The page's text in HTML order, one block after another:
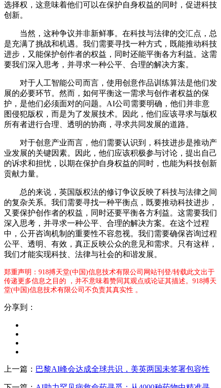
选择权，这意味着他们可以在保护自身权益的同时，促进科技
创新。
当然，这种争议并非新鲜事。在科技与法律的交汇点，总
是充满了挑战和机遇。我们需要寻找一种方式，既能推动科技
进步，又能保护创作者的权益，同时还能平衡各方利益。这需
要我们深入思考，并寻求一种公平、合理的解决方案。
对于人工智能公司而言，使用创意作品训练算法是他们发
展的必要环节。然而，如何平衡这一需求与创作者权益的保
护，是他们必须面对的问题。AI公司需要明确，他们并非意
图侵犯版权，而是为了发展技术。因此，他们应该寻求与版权
所有者进行合理、透明的协商，寻求共同发展的道路。
对于创意产业而言，他们需要认识到，科技进步是推动产
业发展的关键因素。因此，他们应该积极参与讨论，提出自己
的诉求和担忧，以期在保护自身权益的同时，也能为科技创新
贡献力量。
总的来说，英国版权法的修订争议反映了科技与法律之间
的复杂关系。我们需要寻找一种平衡点，既要推动科技进步，
又要保护创作者的权益，同时还要平衡各方利益。这需要我们
深入思考，并寻求一种公平、合理的解决方案。在这个过程
中，公开咨询机制的重要性不容忽视。我们需要确保咨询过程
公平、透明、有效，真正反映公众的意见和需求。只有这样，
我们才能实现科技、法律与社会的和谐发展。
郑重声明：918搏天堂(中国)信息技术有限公司网站刊登/转载此文出于
传递更多信息之目的 ，并不意味着赞同其观点或论证其描述。918搏天
堂(中国)信息技术有限公司不负责其真实性 。
分享到：
上一篇： 巴黎AI峰会达成全球共识，美英两国未签署包容性